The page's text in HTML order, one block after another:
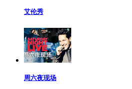
艾伦秀
周六夜现场